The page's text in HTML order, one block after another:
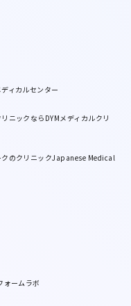
ィカルセンター
ニックならDYMメディカルクリ
のクリニックJapanese Medical
ォームラボ